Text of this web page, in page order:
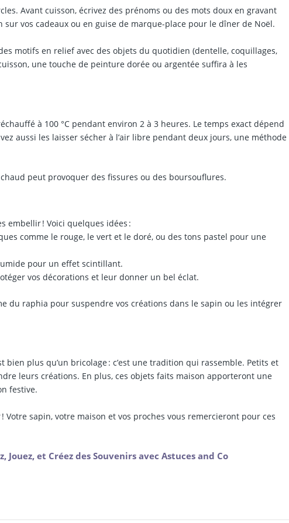
Avant cuisson, écrivez des prénoms ou des mots doux en gravant
vos cadeaux ou en guise de marque-place pour le dîner de Noël.
motifs en relief avec des objets du quotidien (dentelle, coquillages,
une touche de peinture dorée ou argentée suffira à les
à 100 °C pendant environ 2 à 3 heures. Le temps exact dépend
aussi les laisser sécher à l’air libre pendant deux jours, une méthode
peut provoquer des fissures ou des boursouflures.
embellir ! Voici quelques idées :
comme le rouge, le vert et le doré, ou des tons pastel pour une
pour un effet scintillant.
vos décorations et leur donner un bel éclat.
du raphia pour suspendre vos créations dans le sapin ou les intégrer
bien plus qu’un bricolage : c’est une tradition qui rassemble. Petits et
leurs créations. En plus, ces objets faits maison apporteront une
festive.
Votre sapin, votre maison et vos proches vous remercieront pour ces
et Créez des Souvenirs avec Astuces and Co